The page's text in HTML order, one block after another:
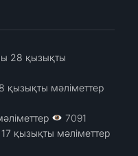
28 қызықты
қызықты мәліметтер
7091
қызықты мәліметтер